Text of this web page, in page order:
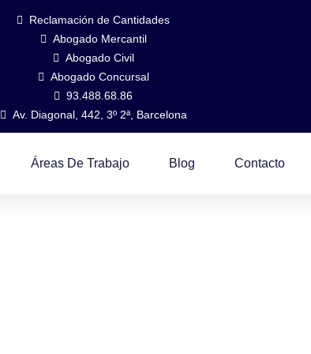
Reclamación de Cantidades
Abogado Mercantil
Abogado Civil
Abogado Concursal
93.488.68.86
Av. Diagonal, 442, 3º 2ª, Barcelona
Áreas De Trabajo Blog Contacto